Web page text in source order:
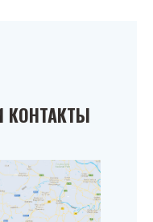
КОНТАКТЫ